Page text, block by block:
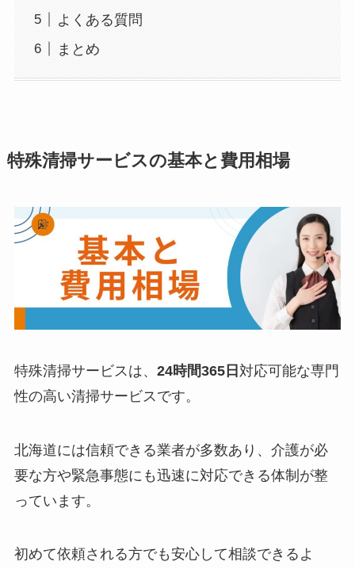
よくある質問
まとめ
特殊清掃サービスの基本と費用相場
特殊清掃サービスは、 24時間365日 対応可能な専門
性の高い清掃サービスです。
北海道には信頼できる業者が多数あり、介護が必
要な方や緊急事態にも迅速に対応できる体制が整
っています。
初めて依頼される方でも安心して相談できるよ